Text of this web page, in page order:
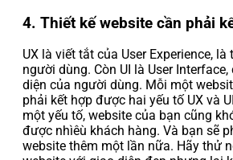
4. Thiết kế website cần phải
UX là viết tắt của User Experience,
người dùng. Còn UI là User
diện của người dùng. Mỗi một
phải kết hợp được hai yếu tố UX và
một yếu tố, website của bạn cũng
được nhìêù khách hàng. Và bạn sẽ
website thêm một lần nữa. Hãy thử